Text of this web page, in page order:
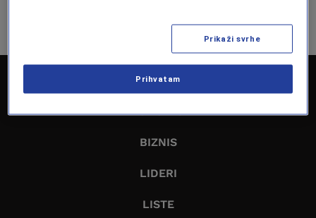
NASLOVNA
EKONOMIJA
BIZNIS
LIDERI
LISTE
Prikaži svrhe
Prihvatam